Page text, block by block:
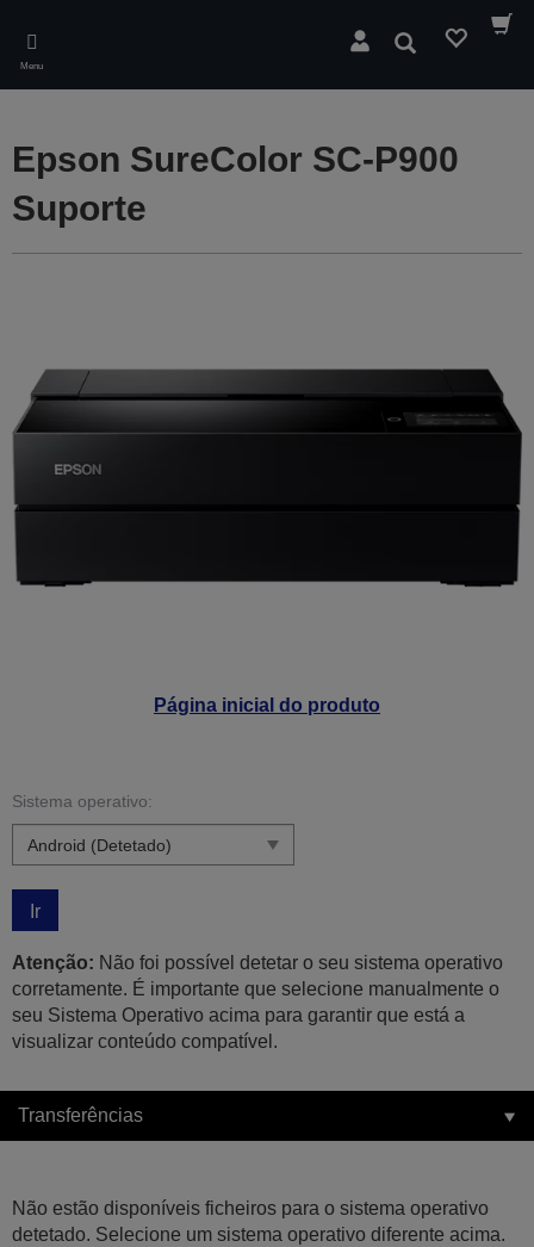
main
content
Menu
Pesquisar
Página inicial do produto
Epson SureColor SC-P900
Suporte
Sistema operativo:
Ir
Atenção: Não foi possível detetar o seu sistema operativo
corretamente. É importante que selecione manualmente o
seu Sistema Operativo acima para garantir que está a
visualizar conteúdo compatível.
Transferências
Não estão disponíveis ficheiros para o sistema operativo
detetado. Selecione um sistema operativo diferente acima.